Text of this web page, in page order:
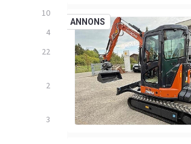
10
4
22
2
3
ANNONS